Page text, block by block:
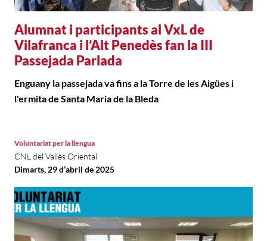
Alumnat i participants al VxL de
Vilafranca i l’Alt Penedès fan la III
Passejada Parlada
Enguany la passejada va fins a la Torre de les Aigües i
l'ermita de Santa Maria de la Bleda
Voluntariat per la llengua
CNL del Vallès Oriental
Dimarts, 29 d’abril de 2025